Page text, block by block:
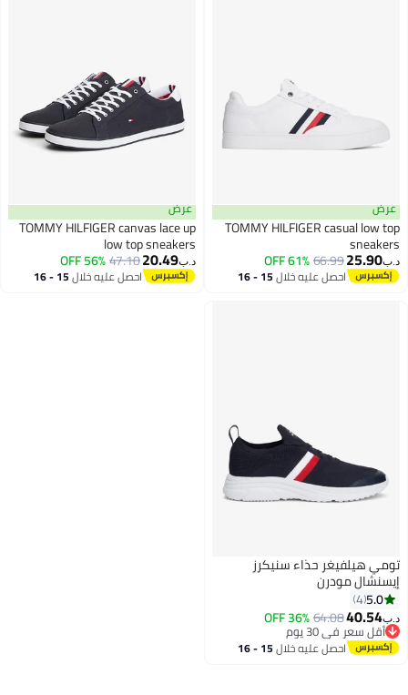
TOMMY HILFIGER casual
66.99
61% OFF
احصل عليه خلال 15 - 16
اغسطس
عرض
TOMMY HILFIGER canvas lace up
low top sneakers
20.49
47.10
56% OFF
احصل عليه خلال 15 - 16
اغسطس
حذاء سنيكرز
مودرن
64.08
36% OFF
في 30 يوم
في 30 يوم
احصل عليه خلال 15 - 16